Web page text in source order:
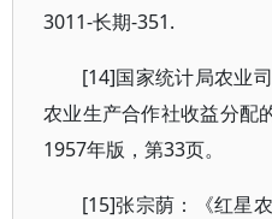
3011-长期-351.
[14]国家统计局农业
农业生产合作社收益分配
1957年版，第33页。
[15]张宗荫：《红星